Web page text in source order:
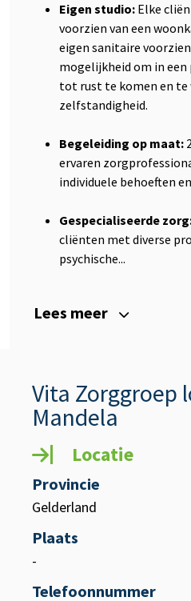
Eigen studio: Elke
voorzien van een
eigen sanitaire
mogelijkheid om in
tot rust te komen en te
zelfstandigheid.
Begeleiding op maat:
ervaren
individuele behoeften
Gespecialiseerde
cliënten met diverse
psychische...
Lees meer
Vita Zorggroep
Mandela
Locatie
Provincie
Gelderland
Plaats
-
Telefoonnummer